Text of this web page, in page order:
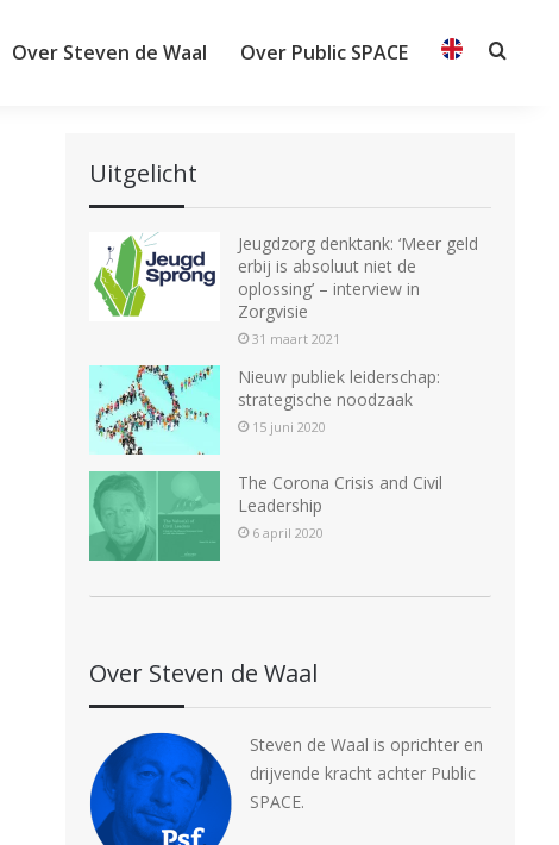
Over Steven de Waal Over Public SPACE
Uitgelicht
Jeugdzorg denktank: ‘Meer geld
erbij is absoluut niet de
oplossing’ – interview in
Zorgvisie
31 maart 2021
Nieuw publiek leiderschap:
strategische noodzaak
15 juni 2020
The Corona Crisis and Civil
Leadership
6 april 2020
Over Steven de Waal
Steven de Waal is oprichter en
drijvende kracht achter Public
SPACE.